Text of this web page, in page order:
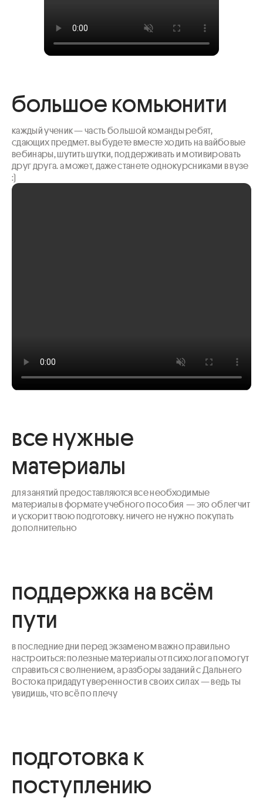
большое комьюнити
каждый ученик — часть большой команды ребят,
сдающих предмет. вы будете вместе ходить на вайбовые
вебинары, шутить шутки, поддерживать и мотивировать
друг друга. а может, даже станете однокурсниками в вузе
:)
все нужные
материалы
для занятий предоставляются все необходимые
материалы в формате учебного пособия  — это облегчит
и ускорит твою подготовку. ничего не нужно покупать
дополнительно
поддержка на всём
пути
в последние дни перед экзаменом важно правильно
настроиться: полезные материалы от психолога помогут
справиться с волнением, а разборы заданий с Дальнего
Востока придадут уверенности в своих силах — ведь ты
увидишь, что всё по плечу
подготовка к
поступлению